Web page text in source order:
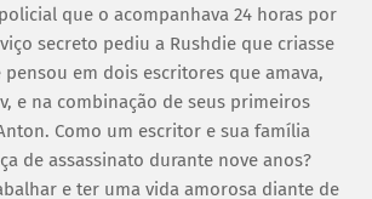
que o acompanhava 24 horas por
secreto pediu a Rushdie que criasse
em dois escritores que amava,
e na combinação de seus primeiros
Como um escritor e sua família
de assassinato durante nove anos?
e ter uma vida amorosa diante de